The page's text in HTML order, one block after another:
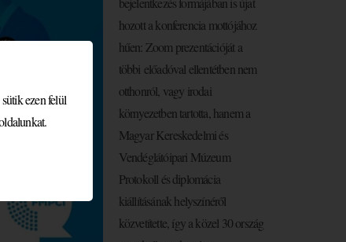
hozott a konferencia mottójához
hűen: Zoom prezentációját a
többi előadóval ellentétben nem
otthonról, vagy irodai
környezetben tartotta, hanem a
Magyar Kereskedelmi és
Vendéglátóipari Múzeum
Protokoll és diplomácia
kiállításának helyszínéről
közvetítette, így a közel 30 ország
ezen felül